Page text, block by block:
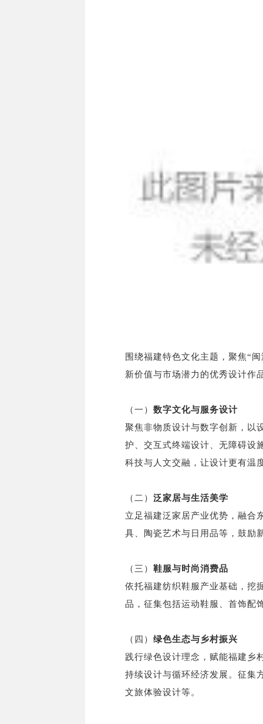
围绕福建特色文化主题，聚焦“
新价值与市场潜力的优秀设计作
（一） 数字文化与服务设计
聚焦非物质设计与数字创新，以
护、交互式终端设计、无障碍设
科技与人文交融，让设计更有温
（二） 泛家居与生活美学
立足福建泛家居产业优势，融合
具、陶瓷艺术与日用品等，鼓励
（三） 鞋服与时尚消费品
依托福建纺织鞋服产业基础，挖
品，征集包括运动鞋服、首饰配
（四） 绿色生态与乡村振兴
践行绿色设计理念，赋能福建乡
持续设计与循环经济发展。征集
文旅体验设计等。